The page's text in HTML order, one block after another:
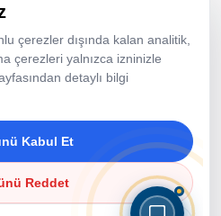
çerezler dışında kalan analitik,
çerezleri yalnızca izninizle
detaylı bilgi
Kabul Et
Reddet